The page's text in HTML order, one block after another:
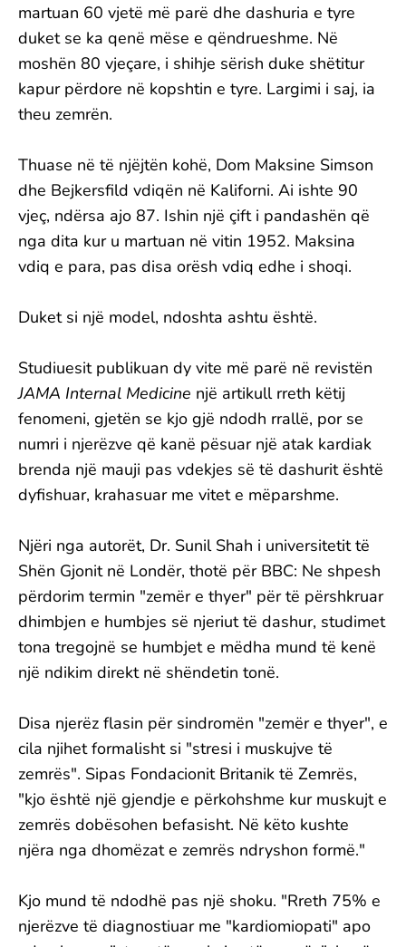
martuan 60 vjetë më parë dhe dashuria e tyre
duket se ka qenë mëse e qëndrueshme. Në
moshën 80 vjeçare, i shihje sërish duke shëtitur
kapur përdore në kopshtin e tyre. Largimi i saj, ia
theu zemrën.
Thuase në të njëjtën kohë, Dom Maksine Simson
dhe Bejkersfild vdiqën në Kaliforni. Ai ishte 90
vjeç, ndërsa ajo 87. Ishin një çift i pandashën që
nga dita kur u martuan në vitin 1952. Maksina
vdiq e para, pas disa orësh vdiq edhe i shoqi.
Duket si një model, ndoshta ashtu është.
Studiuesit publikuan dy vite më parë në revistën
JAMA Internal Medicine një artikull rreth këtij
fenomeni, gjetën se kjo gjë ndodh rrallë, por se
numri i njerëzve që kanë pësuar një atak kardiak
brenda një mauji pas vdekjes së të dashurit është
dyfishuar, krahasuar me vitet e mëparshme.
Njëri nga autorët, Dr. Sunil Shah i universitetit të
Shën Gjonit në Londër, thotë për BBC: Ne shpesh
përdorim termin "zemër e thyer" për të përshkruar
dhimbjen e humbjes së njeriut të dashur, studimet
tona tregojnë se humbjet e mëdha mund të kenë
një ndikim direkt në shëndetin tonë.
Disa njerëz flasin për sindromën "zemër e thyer", e
cila njihet formalisht si "stresi i muskujve të
zemrës". Sipas Fondacionit Britanik të Zemrës,
"kjo është një gjendje e përkohshme kur muskujt e
zemrës dobësohen befasisht. Në këto kushte
njëra nga dhomëzat e zemrës ndryshon formë."
Kjo mund të ndodhë pas një shoku. "Rreth 75% e
njerëzve të diagnostiuar me "kardiomiopati" apo